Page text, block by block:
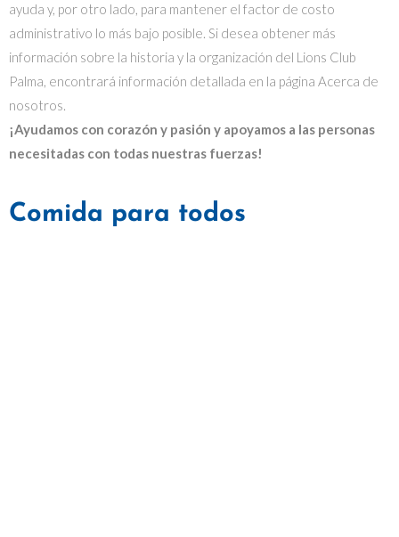
ayuda y, por otro lado, para mantener el factor de costo
administrativo lo más bajo posible. Si desea obtener más
información sobre la historia y la organización del Lions Club
Palma, encontrará información detallada en la página Acerca de
nosotros.
¡Ayudamos con corazón y pasión y apoyamos a las personas
necesitadas con todas nuestras fuerzas!
Comida para todos